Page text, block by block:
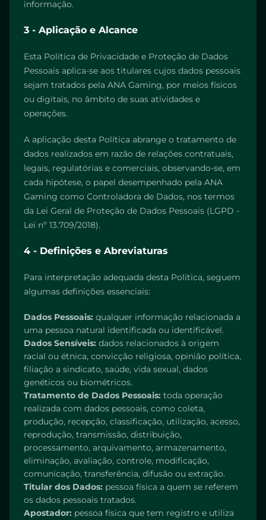
informação.
3 - Aplicação e Alcance
Esta Política de Privacidade e Proteção de Dados
Pessoais aplica-se aos titulares cujos dados pessoais
sejam tratados pela ANA Gaming, por meios físicos
ou digitais, no âmbito de suas atividades e
operações.
A aplicação desta Política abrange o tratamento de
dados realizados em razão de relações contratuais,
legais, regulatórias e comerciais, observando-se, em
cada hipótese, o papel desempenhado pela ANA
Gaming como Controladora de Dados, nos termos
da Lei Geral de Proteção de Dados Pessoais (LGPD -
Lei nº 13.709/2018).
4 - Definições e Abreviaturas
Para interpretação adequada desta Política, seguem
algumas definições essenciais:
Dados Pessoais: qualquer informação relacionada a
uma pessoa natural identificada ou identificável.
Dados Sensíveis: dados relacionados à origem
racial ou étnica, convicção religiosa, opinião política,
filiação a sindicato, saúde, vida sexual, dados
genéticos ou biométricos.
Tratamento de Dados Pessoais: toda operação
realizada com dados pessoais, como coleta,
produção, recepção, classificação, utilização, acesso,
reprodução, transmissão, distribuição,
processamento, arquivamento, armazenamento,
eliminação, avaliação, controle, modificação,
comunicação, transferência, difusão ou extração.
Titular dos Dados: pessoa física a quem se referem
os dados pessoais tratados.
Apostador: pessoa física que tem registro e utiliza